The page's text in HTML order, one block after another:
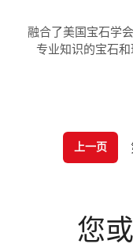
融合了美国宝石学
专业知识的宝石
上一页
您